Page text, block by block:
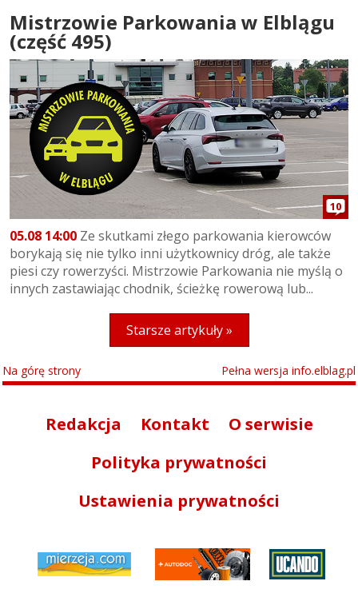
Mistrzowie Parkowania w Elblągu
(część 495)
10
05.08 14:00 Ze skutkami złego parkowania kierowców
borykają się nie tylko inni użytkownicy dróg, ale także
piesi czy rowerzyści. Mistrzowie Parkowania nie myślą o
innych zastawiając chodnik, ścieżkę rowerową lub...
Starsze artykuły »
Na górę strony Pełna wersja info.elblag.pl
Redakcja Kontakt
O serwisie
Polityka prywatności
Ustawienia prywatności